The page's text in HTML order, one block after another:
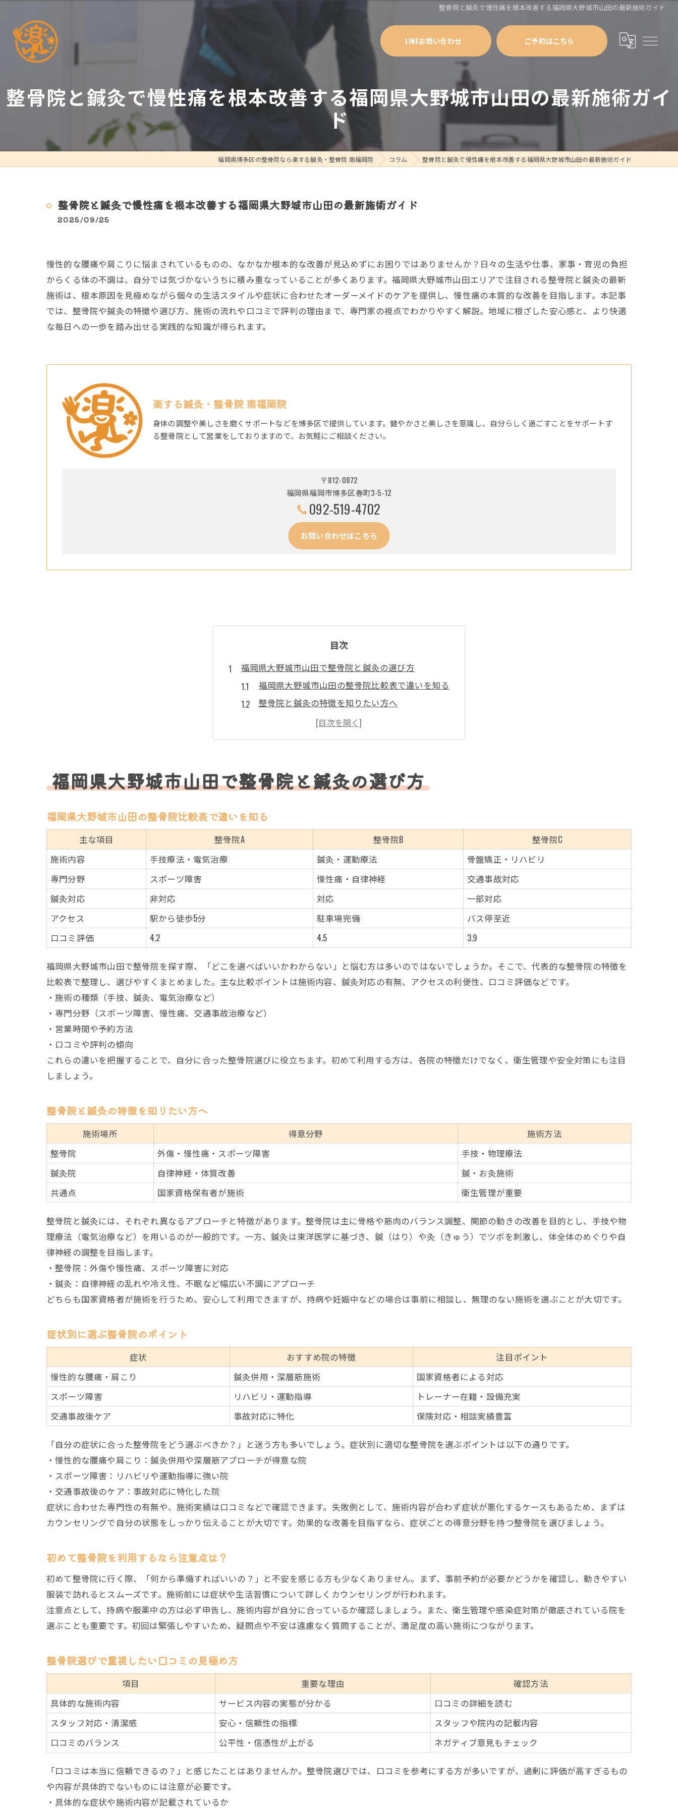
整骨院と鍼灸で慢性痛を根本改善する福岡県大野城市山田の最新施術ガイド
LINEお問い合わせ ご予約はこちら
整骨院と鍼灸で慢性痛を根本改善する福岡県大野城市山田の最新施術ガイ
ド
福岡県博多区の整骨院なら楽する鍼灸・整骨院 南福岡院 コラム 整骨院と鍼灸で慢性痛を根本改善する福岡県大野城市山田の最新施術ガイド
整骨院と鍼灸で慢性痛を根本改善する福岡県大野城市山田の最新施術ガイド
2025/09/25
慢性的な腰痛や肩こりに悩まされているものの、なかなか根本的な改善が見込めずにお困りではありませんか？日々の生活や仕事、家事・育児の負担
からくる体の不調は、自分では気づかないうちに積み重なっていることが多くあります。福岡県大野城市山田エリアで注目される整骨院と鍼灸の最新
施術は、根本原因を見極めながら個々の生活スタイルや症状に合わせたオーダーメイドのケアを提供し、慢性痛の本質的な改善を目指します。本記事
では、整骨院や鍼灸の特徴や選び方、施術の流れや口コミで評判の理由まで、専門家の視点でわかりやすく解説。地域に根ざした安心感と、より快適
な毎日への一歩を踏み出せる実践的な知識が得られます。
楽する鍼灸・整骨院 南福岡院
身体の調整や美しさを磨くサポートなどを博多区で提供しています。健やかさと美しさを意識し、自分らしく過ごすことをサポートす
る整骨院として営業をしておりますので、お気軽にご相談ください。
〒812-0872
福岡県福岡市博多区春町3-5-12
092-519-4702
お問い合わせはこちら
目次
福岡県大野城市山田で整骨院と鍼灸の選び方
福岡県大野城市山田の整骨院比較表で違いを知る
整骨院と鍼灸の特徴を知りたい方へ
症状別に選ぶ整骨院のポイント
初めて整骨院を利用するなら注意点は？
慢性痛改善に役立つ整骨院の特徴を解説
慢性痛に強い整骨院の施術内容一覧
整骨院のアプローチが慢性痛に効く理由
実感できる整骨院の慢性痛ケア効果
整骨院でのカウンセリングの流れ
鍼灸を取り入れた整骨院の施術効果とは
鍼灸と整骨院施術の効果比較表
鍼灸を活用した整骨院の新しいケア
整骨院で鍼灸を選ぶメリットとは
慢性症状に鍼灸が有効な理由
整骨院で鍼灸を受ける流れと注意点
通いやすい整骨院を福岡県大野城市山田で探すコツ
整骨院の営業時間やアクセス情報を確認
キッズスペース完備の整骨院を探す方法
肩こり・腰痛改善に注目の整骨院施術
整骨院で実感できる変化や効果
整骨院の施術事例から見る選び方
鍼灸併用による肩こり・腰痛ケアの実際
整骨院の口コミから見える鍼灸施術の魅力
整骨院口コミで評判の鍼灸効果まとめ
口コミからわかる整骨院の安心ポイント
鍼灸と整骨院の口コミ比較のポイント
福岡県大野城市山田で整骨院と鍼灸の選び方
福岡県大野城市山田の整骨院比較表で違いを知る
主な項目 整骨院A 整骨院B
整骨院C
施術内容
手技療法・電気治療 鍼灸・運動療法
骨盤矯正・リハビリ
専門分野
スポーツ障害 慢性痛・自律神経
交通事故対応
鍼灸対応
非対応 対応
一部対応
アクセス
駅から徒歩5分 駐車場完備
バス停至近
口コミ評価
4.2 4.5 3.9
福岡県大野城市山田で整骨院を探す際、「どこを選べばいいかわからない」と悩む方は多いのではないでしょうか。そこで、代表的な整骨院の特徴を
比較表で整理し、選びやすくまとめました。主な比較ポイントは施術内容、鍼灸対応の有無、アクセスの利便性、口コミ評価などです。
・施術の種類（手技、鍼灸、電気治療など）
・専門分野（スポーツ障害、慢性痛、交通事故治療など）
・営業時間や予約方法
・口コミや評判の傾向
これらの違いを把握することで、自分に合った整骨院選びに役立ちます。初めて利用する方は、各院の特徴だけでなく、衛生管理や安全対策にも注目
しましょう。
整骨院と鍼灸の特徴を知りたい方へ
施術場所 得意分野
施術方法
整骨院
外傷・慢性痛・スポーツ障害
手技・物理療法
鍼灸院
自律神経・体質改善
鍼・お灸施術
共通点
国家資格保有者が施術 衛生管理が重要
整骨院と鍼灸には、それぞれ異なるアプローチと特徴があります。整骨院は主に骨格や筋肉のバランス調整、関節の動きの改善を目的とし、手技や物
理療法（電気治療など）を用いるのが一般的です。一方、鍼灸は東洋医学に基づき、鍼（はり）や灸（きゅう）でツボを刺激し、体全体のめぐりや自
律神経の調整を目指します。
・整骨院：外傷や慢性痛、スポーツ障害に対応
・鍼灸：自律神経の乱れや冷え性、不眠など幅広い不調にアプローチ
どちらも国家資格者が施術を行うため、安心して利用できますが、持病や妊娠中などの場合は事前に相談し、無理のない施術を選ぶことが大切です。
症状別に選ぶ整骨院のポイント
症状 おすすめ院の特徴
注目ポイント
慢性的な腰痛・肩こり
鍼灸併用・深層筋施術
国家資格者による対応
スポーツ障害
リハビリ・運動指導
トレーナー在籍・設備充実
交通事故後ケア
事故対応に特化 保険対応・相談実績豊富
「自分の症状に合った整骨院をどう選ぶべきか？」と迷う方も多いでしょう。症状別に適切な整骨院を選ぶポイントは以下の通りです。
・慢性的な腰痛や肩こり：鍼灸併用や深層筋アプローチが得意な院
・スポーツ障害：リハビリや運動指導に強い院
・交通事故後のケア：事故対応に特化した院
症状に合わせた専門性の有無や、施術実績は口コミなどで確認できます。失敗例として、施術内容が合わず症状が悪化するケースもあるため、まずは
カウンセリングで自分の状態をしっかり伝えることが大切です。効果的な改善を目指すなら、症状ごとの得意分野を持つ整骨院を選びましょう。
初めて整骨院を利用するなら注意点は？
初めて整骨院に行く際、「何から準備すればいいの？」と不安を感じる方も少なくありません。まず、事前予約が必要かどうかを確認し、動きやすい
服装で訪れるとスムーズです。施術前には症状や生活習慣について詳しくカウンセリングが行われます。
注意点として、持病や服薬中の方は必ず申告し、施術内容が自分に合っているか確認しましょう。また、衛生管理や感染症対策が徹底されている院を
選ぶことも重要です。初回は緊張しやすいため、疑問点や不安は遠慮なく質問することが、満足度の高い施術につながります。
整骨院選びで重視したい口コミの見極め方
項目 重要な理由
確認方法
具体的な施術内容
サービス内容の実態が分かる
口コミの詳細を読む
スタッフ対応・清潔感
安心・信頼性の指標
スタッフや院内の記載内容
口コミのバランス
公平性・信憑性が上がる ネガティブ意見もチェック
「口コミは本当に信頼できるの？」と感じたことはありませんか。整骨院選びでは、口コミを参考にする方が多いですが、過剰に評価が高すぎるもの
や内容が具体的でないものには注意が必要です。
・具体的な症状や施術内容が記載されているか